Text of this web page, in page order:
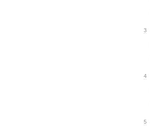
3
4
5